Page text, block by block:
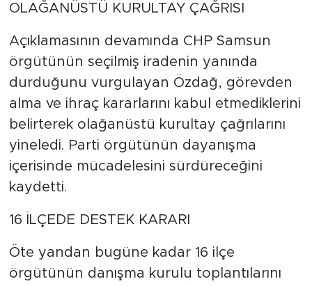
OLAĞANÜSTÜ KURULTAY ÇAĞRISI
Açıklamasının devamında CHP Samsun
örgütünün seçilmiş iradenin yanında
durduğunu vurgulayan Özdağ, görevden
alma ve ihraç kararlarını kabul etmediklerini
belirterek olağanüstü kurultay çağrılarını
yineledi. Parti örgütünün dayanışma
içerisinde mücadelesini sürdüreceğini
kaydetti.
16 İLÇEDE DESTEK KARARI
Öte yandan bugüne kadar 16 ilçe
örgütünün danışma kurulu toplantılarını